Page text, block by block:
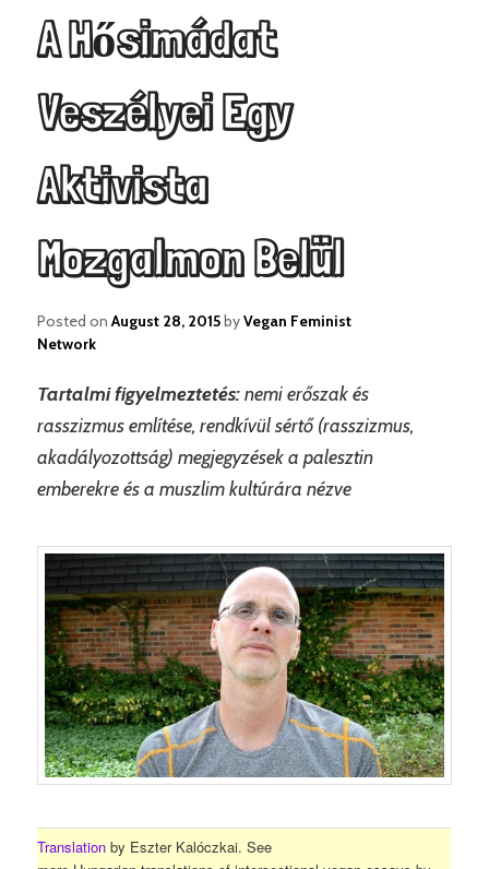
A Hősimádat
Veszélyei Egy
Aktivista
Mozgalmon Belül
Posted onAugust 28, 2015byVegan Feminist
Network
Tartalmi figyelmeztetés:nemi erőszak és
rasszizmus említése, rendkívül sértő (rasszizmus,
akadályozottság) megjegyzések a palesztin
emberekre és a muszlim kultúrára nézve
Translation by Eszter Kalóczkai. See